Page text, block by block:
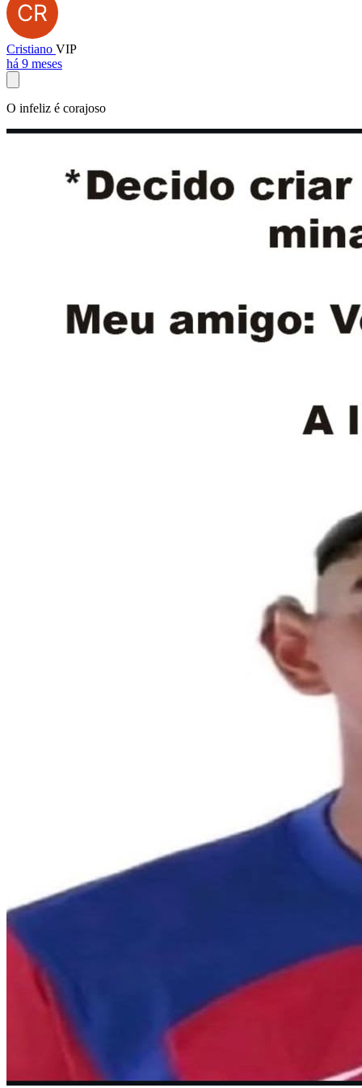
Cristiano VIP
há 9 meses
O infeliz é corajoso